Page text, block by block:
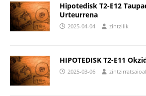
Hipotedisk T2-E12
Urteurrena
2025-04-04 zintzilik
HIPOTEDISK T2-E11
2025-03-06